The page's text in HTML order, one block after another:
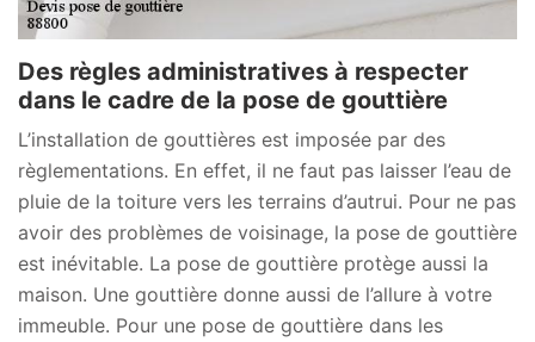
Des règles administratives à respecter
dans le cadre de la pose de gouttière
L’installation de gouttières est imposée par des
règlementations. En effet, il ne faut pas laisser l’eau de
pluie de la toiture vers les terrains d’autrui. Pour ne pas
avoir des problèmes de voisinage, la pose de gouttière
est inévitable. La pose de gouttière protège aussi la
maison. Une gouttière donne aussi de l’allure à votre
immeuble. Pour une pose de gouttière dans les